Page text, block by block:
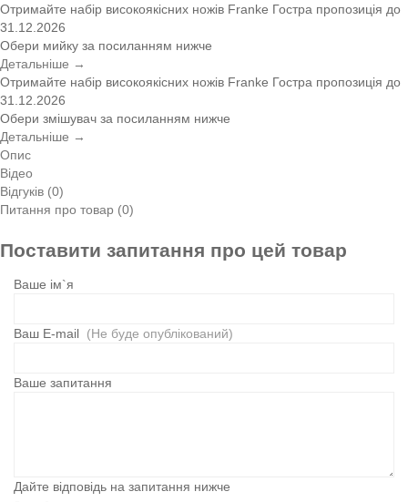
Отримайте набір високоякісних ножів Franke Гостра пропозиція до
31.12.2026
Обери мийку за посиланням нижче
Детальніше →
Отримайте набір високоякісних ножів Franke Гостра пропозиція до
31.12.2026
Обери змішувач за посиланням нижче
Детальніше →
Опис
Відео
Відгуків (0)
Питання про товар (0)
Поставити запитання про цей товар
Ваше ім`я
Ваш E-mail (Не буде опублікований)
Ваше запитання
Дайте відповідь на запитання нижче